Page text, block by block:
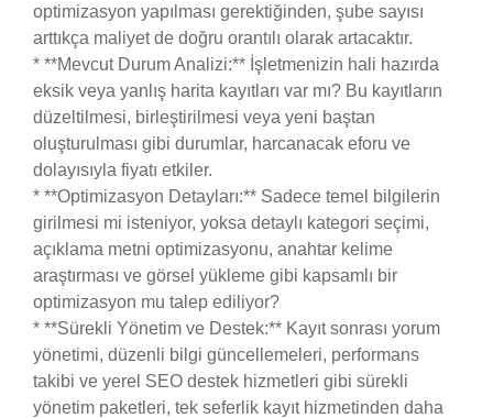
optimizasyon yapılması gerektiğinden, şube sayısı
arttıkça maliyet de doğru orantılı olarak artacaktır.
* **Mevcut Durum Analizi:** İşletmenizin hali hazırda
eksik veya yanlış harita kayıtları var mı? Bu kayıtların
düzeltilmesi, birleştirilmesi veya yeni baştan
oluşturulması gibi durumlar, harcanacak eforu ve
dolayısıyla fiyatı etkiler.
* **Optimizasyon Detayları:** Sadece temel bilgilerin
girilmesi mi isteniyor, yoksa detaylı kategori seçimi,
açıklama metni optimizasyonu, anahtar kelime
araştırması ve görsel yükleme gibi kapsamlı bir
optimizasyon mu talep ediliyor?
* **Sürekli Yönetim ve Destek:** Kayıt sonrası yorum
yönetimi, düzenli bilgi güncellemeleri, performans
takibi ve yerel SEO destek hizmetleri gibi sürekli
yönetim paketleri, tek seferlik kayıt hizmetinden daha